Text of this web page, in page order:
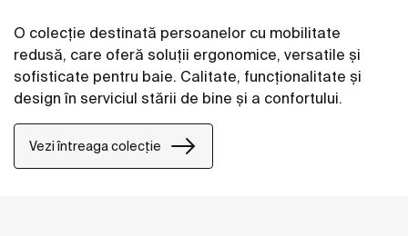
O colecție destinată persoanelor cu mobilitate
redusă, care oferă soluții ergonomice, versatile și
sofisticate pentru baie. Calitate, funcționalitate și
design în serviciul stării de bine și a confortului.
Vezi întreaga colecție